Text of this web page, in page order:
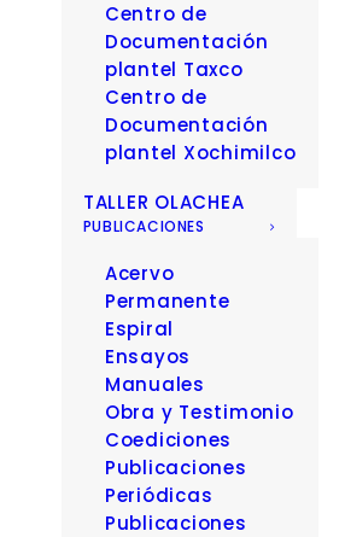
Centro de
Documentación
plantel Taxco
Centro de
Documentación
plantel Xochimilco
TALLER OLACHEA
PUBLICACIONES
Acervo
Permanente
Espiral
Ensayos
Manuales
Obra y Testimonio
Coediciones
Publicaciones
Periódicas
Publicaciones